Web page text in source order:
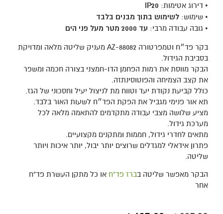
• דירוג אטימות: IP20
• שימוש: לשימוש בתוך מבנים בלבד
• גובה עבודה מרבי: עד 2000 מטר מעל פני הים
בקר פד״ח וטמפרטורה AZ-88082 מעניק שליטה מלאה ומדויקת
בסביבת הגידול.
הבקר מווסת את רמות הפחמן הדו-חמצני בצורה חכמה ומשפר
את קצב הצמיחה והפוטוסינתזה.
כולל קביעת נקודת יעד וטווח מת לניצול יעיל וחסכוני של הגז.
תא אור פנימי מגביל את הפקת הפד״ח לשעות האור בלבד.
מציע שלושה מצבי עבודה מתקדמים להתאמה מלאה לכל
מערכת גידול.
מתאים לחדרי גידול, חממות ומתקנים מקצועיים.
פתרון אידאלי למגדלים שרוצים יותר יבול, יותר איכות ויותר
שליטה.
הבקר מאפשר שליטה בברז פד"ח או כל מתקן העשרת פד"ח
אחר